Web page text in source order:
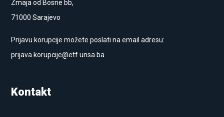
Zmaja od Bosne bb,
71000 Sarajevo
Prijavu korupcije možete poslati na email adresu:
prijava.korupcije@etf.unsa.ba
Kontakt